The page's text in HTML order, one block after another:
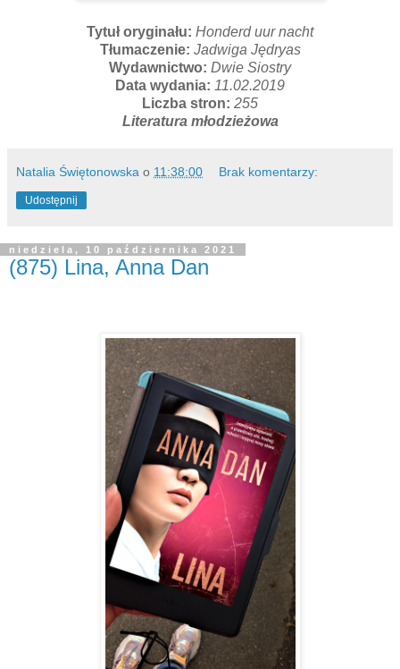
Tytuł oryginału: Honderd uur nacht
Tłumaczenie: Jadwiga Jędryas
Wydawnictwo: Dwie Siostry
Data wydania: 11.02.2019
Liczba stron: 255
Literatura młodzieżowa
Natalia Świętonowska o 11:38:00 Brak komentarzy:
Udostępnij
niedziela, 10 października 2021
(875) Lina, Anna Dan